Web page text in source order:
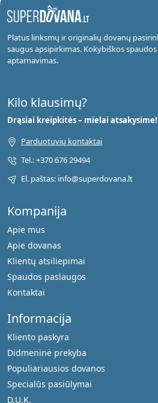
Platus linksmų ir originalių dovanų
saugus apsipirkimas. Kokybiškos
aptarnavimas.
Kompanija
Apie mus
Apie dovanas
Klientų atsiliepimai
Spaudos paslaugos
Kontaktai
Informacija
Kliento paskyra
Didmeninė prekyba
Populiariausios dovanos
Specialūs pasiūlymai
D.U.K.
Kilo klausimų?
Drąsiai kreipkitės – mielai atsakysime!
Parduotuvių kontaktai
Tel.: +370 676 29494
El. paštas: info@superdovana.lt